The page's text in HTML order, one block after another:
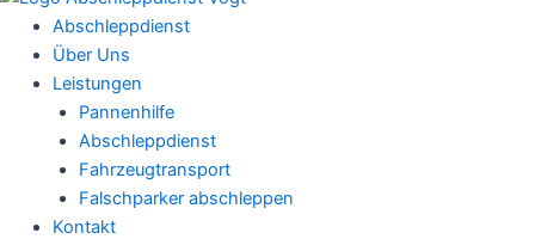
Abschleppdienst
Über Uns
Leistungen
Pannenhilfe
Abschleppdienst
Fahrzeugtransport
Falschparker abschleppen
Kontakt